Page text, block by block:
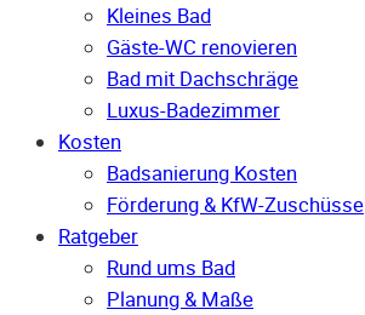
Kleines Bad
Gäste-WC renovieren
Bad mit Dachschräge
Luxus-Badezimmer
Kosten
Badsanierung Kosten
Förderung & KfW-Zuschüsse
Ratgeber
Rund ums Bad
Planung & Maße